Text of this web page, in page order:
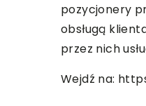
pozycjonery
obsługą
przez nich
Wejdź na: